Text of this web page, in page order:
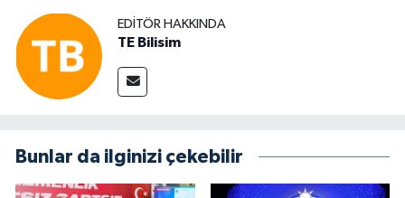
EDITÖR HAKKINDA
TE Bilisim
Bunlar da ilginizi çekebilir